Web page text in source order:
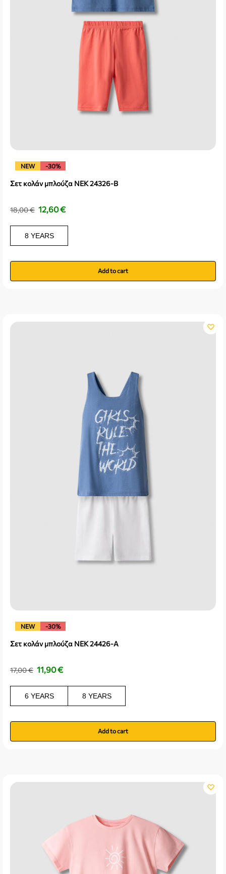
NEW -30%
Σετ κολάν μπλούζα NEK 24326-B
18,00€ 12,60€
8 YEARS
Add to cart
NEW -30%
Σετ κολάν μπλούζα NEK 24426-A
17,00€ 11,90€
6 YEARS 8 YEARS
Add to cart